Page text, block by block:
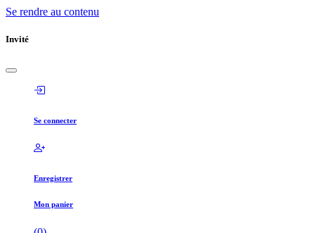
Se rendre au contenu
Invité
Se connecter
Enregistrer
Mon panier